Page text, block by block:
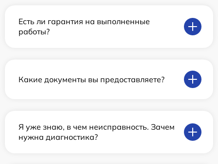
Есть ли гарантия на выполненные
работы?
Какие документы вы предоставляете?
Я уже знаю, в чем неисправность. Зачем
нужна диагностика?